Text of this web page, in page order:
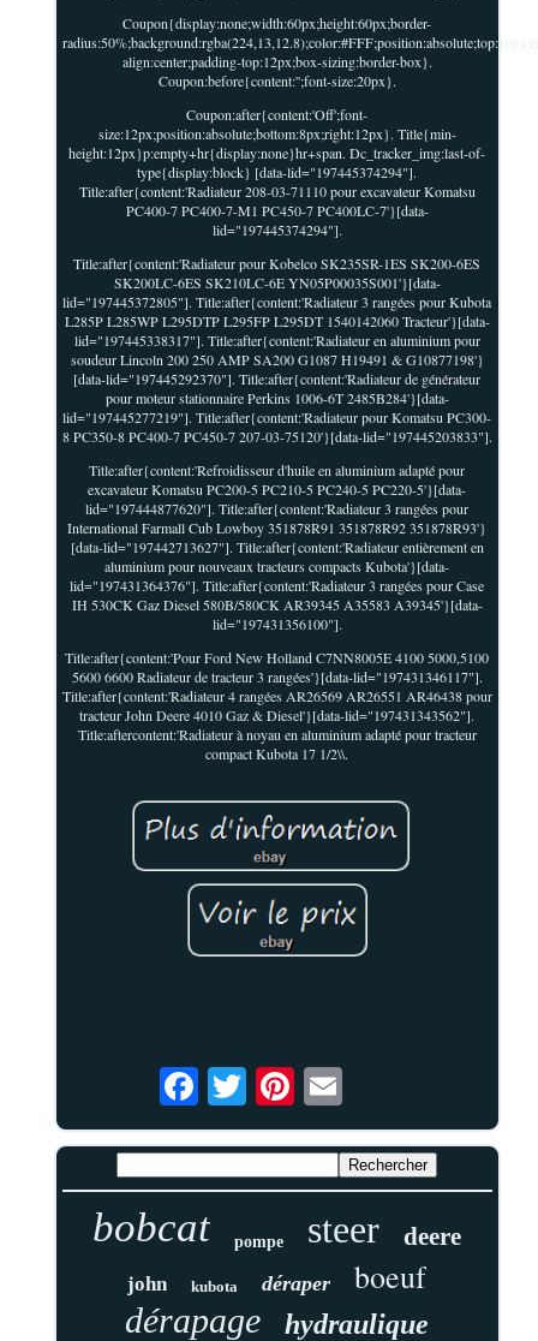
Coupon{display:none;width:60px;height:60px;border-
align:center;padding-top:12px;box-sizing:border-box}.
Coupon:before{content:'';font-size:20px}.
Coupon:after{content:'Off';font-
size:12px;position:absolute;bottom:8px;right:12px}. Title{min-
height:12px}p:empty+hr{display:none}hr+span. Dc_tracker_img:last-of-
type{display:block} [data-lid="197445374294"].
Title:after{content:'Radiateur 208-03-71110 pour excavateur Komatsu
PC400-7 PC400-7-M1 PC450-7 PC400LC-7'}[data-
lid="197445374294"].
Title:after{content:'Radiateur pour Kobelco SK235SR-1ES SK200-6ES
SK200LC-6ES SK210LC-6E YN05P00035S001'}[data-
lid="197445372805"]. Title:after{content:'Radiateur 3 rangées pour Kubota
L285P L285WP L295DTP L295FP L295DT 1540142060 Tracteur'}[data-
lid="197445338317"]. Title:after{content:'Radiateur en aluminium pour
soudeur Lincoln 200 250 AMP SA200 G1087 H19491 & G10877198'}
[data-lid="197445292370"]. Title:after{content:'Radiateur de générateur
pour moteur stationnaire Perkins 1006-6T 2485B284'}[data-
lid="197445277219"]. Title:after{content:'Radiateur pour Komatsu PC300-
8 PC350-8 PC400-7 PC450-7 207-03-75120'}[data-lid="197445203833"].
Title:after{content:'Refroidisseur d'huile en aluminium adapté pour
excavateur Komatsu PC200-5 PC210-5 PC240-5 PC220-5'}[data-
lid="197444877620"]. Title:after{content:'Radiateur 3 rangées pour
International Farmall Cub Lowboy 351878R91 351878R92 351878R93'}
[data-lid="197442713627"]. Title:after{content:'Radiateur entièrement en
aluminium pour nouveaux tracteurs compacts Kubota'}[data-
lid="197431364376"]. Title:after{content:'Radiateur 3 rangées pour Case
IH 530CK Gaz Diesel 580B/580CK AR39345 A35583 A39345'}[data-
lid="197431356100"].
Title:after{content:'Pour Ford New Holland C7NN8005E 4100 5000,5100
5600 6600 Radiateur de tracteur 3 rangées'}[data-lid="197431346117"].
Title:after{content:'Radiateur 4 rangées AR26569 AR26551 AR46438 pour
tracteur John Deere 4010 Gaz & Diesel'}[data-lid="197431343562"].
Title:aftercontent:'Radiateur à noyau en aluminium adapté pour tracteur
compact Kubota 17 1/2\\.
bobcat pompe steer deere
john kubota déraper boeuf
dérapage hydraulique